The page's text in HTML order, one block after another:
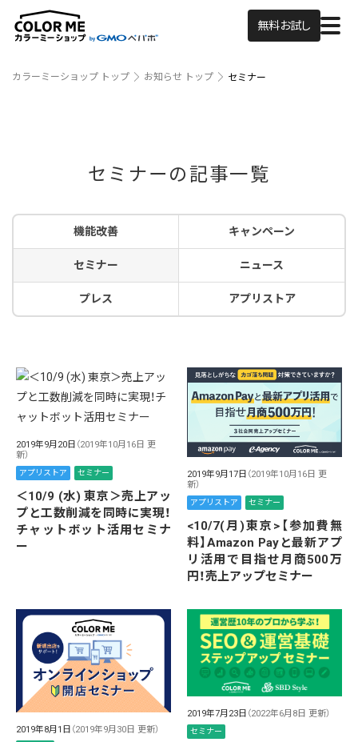
無料お試し
カラーミーショップ トップ お知らせ トップ セミナー
セミナーの記事一覧
機能改善 キャンペーン
セミナー ニュース
プレス アプリストア
2019年9月20日 （2019年10月16日 更
新）
アプリストア セミナー
＜10/9 (水) 東京＞売上アッ
プと工数削減を同時に実現！
チャットボット活用セミナ
ー
2019年9月17日 （2019年10月16日 更
新）
アプリストア セミナー
<10/7(月)東京>【参加費無
料】Amazon Payと最新アプ
リ活用で目指せ月商500万
円！売上アップセミナー
2019年8月1日 （2019年9月30日 更新）
2019年7月23日 （2022年6月8日 更新）
セミナー